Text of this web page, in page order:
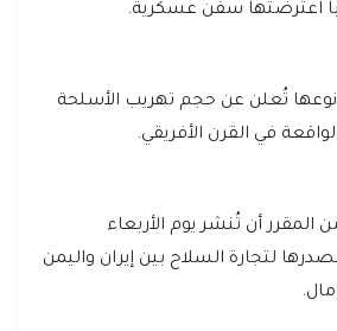
تُعلن عن حجم تهريب الأسلحة
في القرن الأفريقي.
المقرر أن تُنشر يوم الأربعاء
لتجارة السلاح بين إيران واليمن